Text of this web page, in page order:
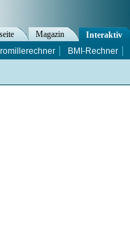
Magazin Interaktiv
BMI-Rechner